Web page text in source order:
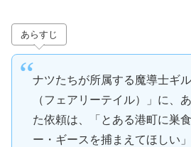
あらすじ
ナツたちが所属する魔導士ギ
（フェアリーテイル）」に、
た依頼は、「とある港町に巣
ー・ギースを捕まえてほしい